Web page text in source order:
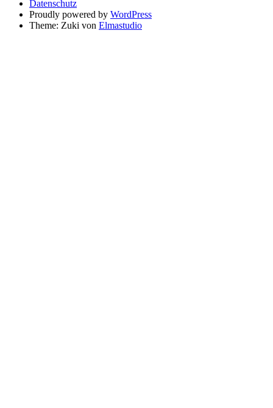
Datenschutz
Proudly powered by WordPress
Theme: Zuki von Elmastudio